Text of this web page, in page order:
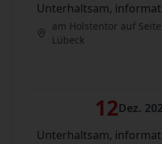
Unterhaltsam,
am Holstentor auf
Lübeck
12Dez.
Unterhaltsam,